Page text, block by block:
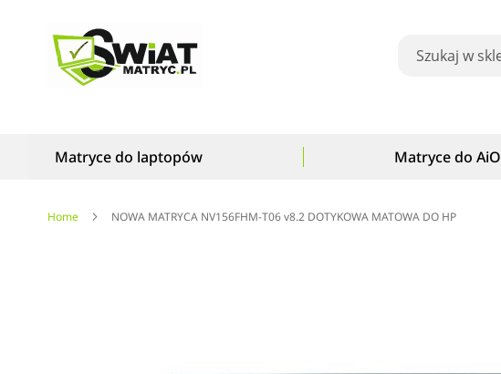
Matryce do laptopów Matryce do AiO
Home NOWA MATRYCA NV156FHM-T06 v8.2 DOTYKOWA MATOWA DO HP